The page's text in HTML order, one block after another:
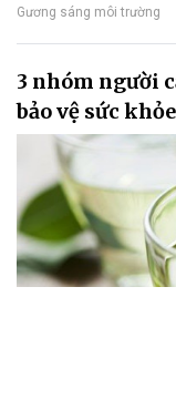
Gương sáng môi trường
3 nhóm người
bảo vệ sức khỏe